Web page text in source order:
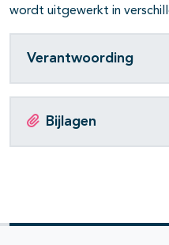
wordt uitgewerkt in
Verantwoording
Bijlagen